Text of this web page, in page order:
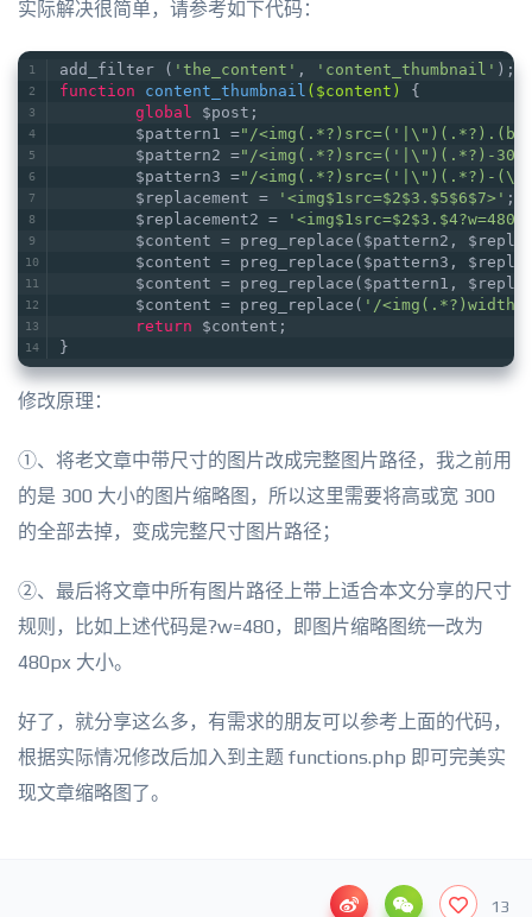
实际解决很简单，请参考如下代码：
add_filter ( 'the_content' , 'content_thumbnail' );
function
content_thumbnail ($content)
{
global
$post;
        $pattern1 =
"/
        $pattern2 =
"/<img(.*?)src=('|\")(.*?)-
        $pattern3 =
"/<img(.*?)src=('|\")(.*?)-
        $replacement =
'<img$1src=$2$3.$5$6$7>' ;
        $replacement2 =
$content = preg_replace($pattern2,
$content = preg_replace($pattern3,
$content = preg_replace($pattern1,
        $content = preg_replace(
'/
return $content;
}
修改原理：
①、将老文章中带尺寸的图片改成完整图片路径，我之前用
的是 300 大小的图片缩略图，所以这里需要将高或宽 300
的全部去掉，变成完整尺寸图片路径；
②、最后将文章中所有图片路径上带上适合本文分享的尺寸
规则，比如上述代码是?w=480，即图片缩略图统一改为
480px 大小。
好了，就分享这么多，有需求的朋友可以参考上面的代码，
根据实际情况修改后加入到主题 functions.php 即可完美实
现文章缩略图了。
13